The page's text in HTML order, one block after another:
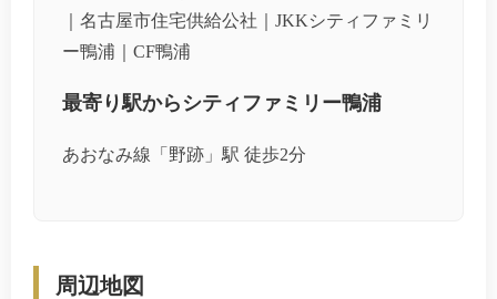
｜名古屋市住宅供給公社｜JKKシティファミリ
ー鴨浦｜CF鴨浦
最寄り駅からシティファミリー鴨浦
あおなみ線「野跡」駅 徒歩2分
周辺地図